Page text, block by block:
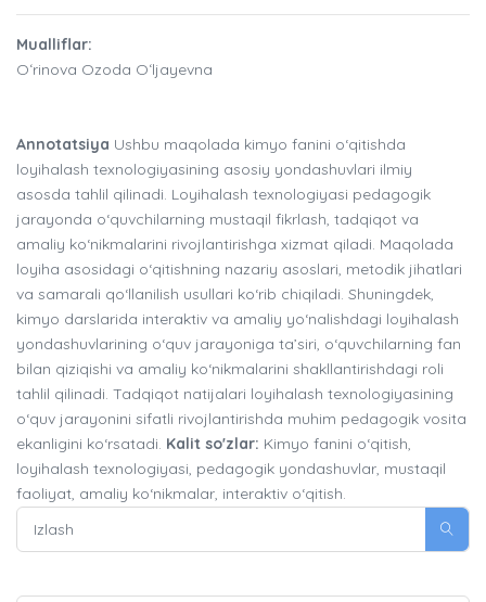
Mualliflar:
Oʻrinova Ozoda Oʻljayevna
Annotatsiya Ushbu maqolada kimyo fanini o‘qitishda
loyihalash texnologiyasining asosiy yondashuvlari ilmiy
asosda tahlil qilinadi. Loyihalash texnologiyasi pedagogik
jarayonda o‘quvchilarning mustaqil fikrlash, tadqiqot va
amaliy ko‘nikmalarini rivojlantirishga xizmat qiladi. Maqolada
loyiha asosidagi o‘qitishning nazariy asoslari, metodik jihatlari
va samarali qo‘llanilish usullari ko‘rib chiqiladi. Shuningdek,
kimyo darslarida interaktiv va amaliy yo‘nalishdagi loyihalash
yondashuvlarining o‘quv jarayoniga ta’siri, o‘quvchilarning fan
bilan qiziqishi va amaliy ko‘nikmalarini shakllantirishdagi roli
tahlil qilinadi. Tadqiqot natijalari loyihalash texnologiyasining
o‘quv jarayonini sifatli rivojlantirishda muhim pedagogik vosita
ekanligini ko‘rsatadi. Kalit so'zlar: Kimyo fanini o‘qitish,
loyihalash texnologiyasi, pedagogik yondashuvlar, mustaqil
faoliyat, amaliy ko‘nikmalar, interaktiv o‘qitish.